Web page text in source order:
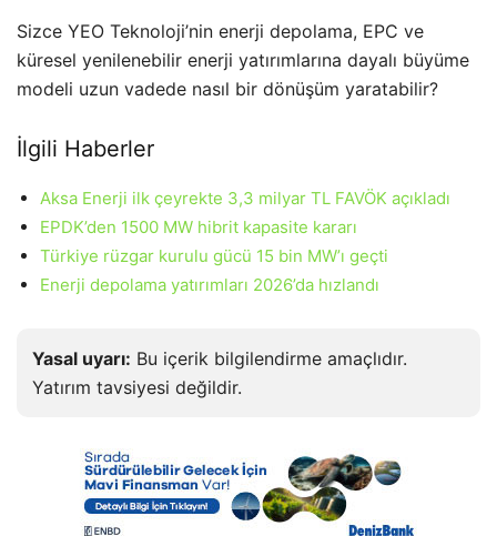
Sizce YEO Teknoloji’nin enerji depolama, EPC ve
küresel yenilenebilir enerji yatırımlarına dayalı büyüme
modeli uzun vadede nasıl bir dönüşüm yaratabilir?
İlgili Haberler
Aksa Enerji ilk çeyrekte 3,3 milyar TL FAVÖK açıkladı
EPDK’den 1500 MW hibrit kapasite kararı
Türkiye rüzgar kurulu gücü 15 bin MW’ı geçti
Enerji depolama yatırımları 2026’da hızlandı
Yasal uyarı: Bu içerik bilgilendirme amaçlıdır.
Yatırım tavsiyesi değildir.